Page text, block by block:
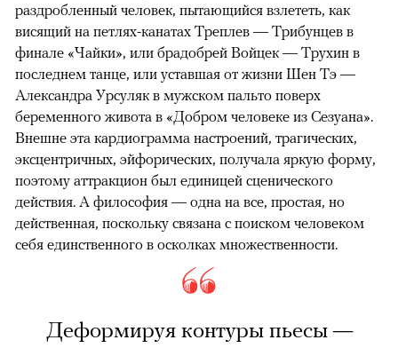
раздробленный человек, пытающийся взлететь, как
висящий на петлях-канатах Треплев — Трибунцев в
финале «Чайки», или брадобрей Войцек — Трухин в
последнем танце, или уставшая от жизни Шен Тэ —
Александра Урсуляк в мужском пальто поверх
беременного живота в «Добром человеке из Сезуана».
Внешне эта кардиограмма настроений, трагических,
эксцентричных, эйфорических, получала яркую форму,
поэтому аттракцион был единицей сценического
действия. А философия — одна на все, простая, но
действенная, поскольку связана с поиском человеком
себя единственного в осколках множественности.
Деформируя контуры пьесы —